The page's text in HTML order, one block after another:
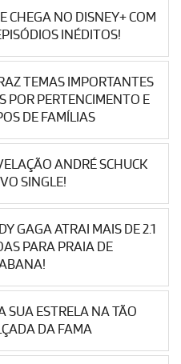
CHEGA NO DISNEY+ COM
INÉDITOS!
TEMAS IMPORTANTES
POR PERTENCIMENTO E
DE FAMÍLIAS
ANDRÉ SCHUCK
SINGLE!
GAGA ATRAI MAIS DE 2.1
PARA PRAIA DE
SUA ESTRELA NA TÃO
DA FAMA